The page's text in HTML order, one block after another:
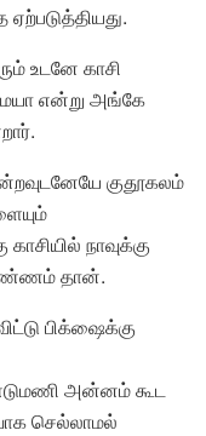
உடனே காசி
என்று அங்கே
குதூகலம்
நாவுக்கு
எண்ணம் தான்.
பிக்ஷைக்கு
அன்னம் கூட
செல்லாமல்